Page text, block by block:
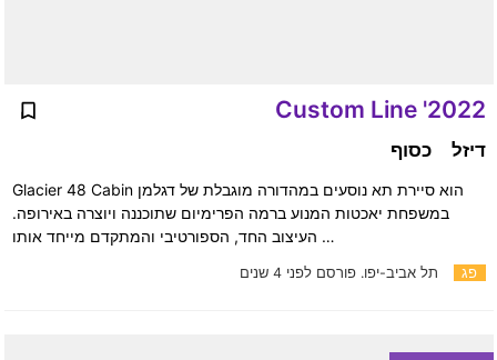
2022' Custom Line
פג תל אביב-יפו.פורסם לפני 4 שנים
דיזל כסוף
Glacier 48 Cabin הוא סיירת תא נוסעים במהדורה מוגבלת של דגלמן
במשפחת יאכטות המנוע ברמה הפרימיום שתוכננה ויוצרה באירופה.
העיצוב החד, הספורטיבי והמתקדם מייחד אותו …